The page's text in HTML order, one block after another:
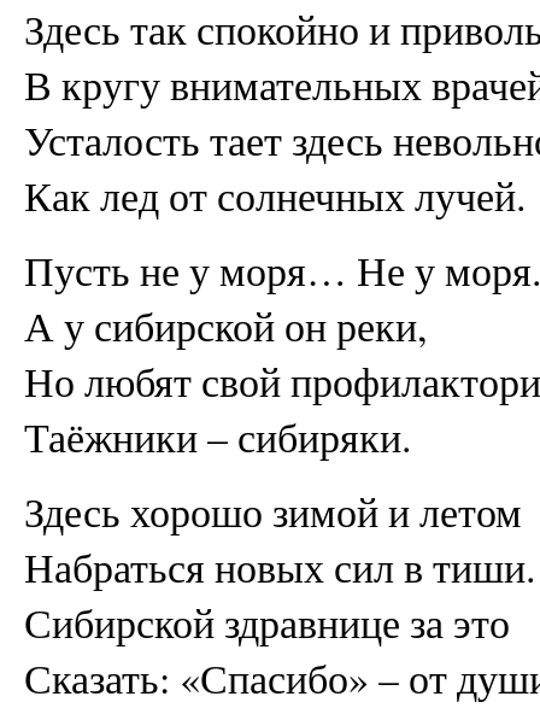
Здесь так спокойно и
В кругу внимательных
Усталость тает здесь
Как лед от солнечных лучей.
Пусть не у моря… Не у моря.
А у сибирской он реки,
Но любят свой
Таёжники – сибиряки.
Здесь хорошо зимой и летом
Набраться новых сил в тиши.
Сибирской здравнице за это
Сказать: «Спасибо» – от